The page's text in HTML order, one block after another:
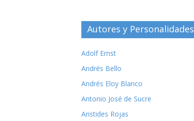
Autores y Personalidades
Adolf Ernst
Andrés Bello
Andrés Eloy Blanco
Antonio José de Sucre
Aristides Rojas